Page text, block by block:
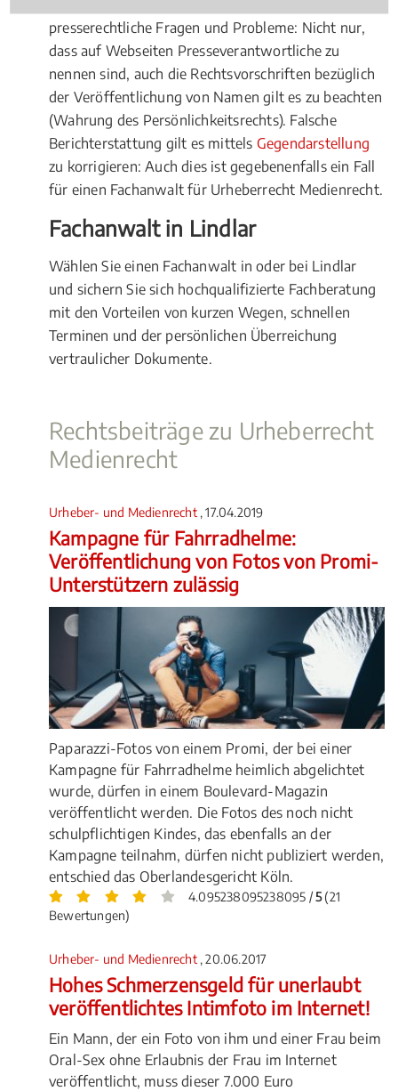
presserechtliche Fragen und Probleme: Nicht nur,
dass auf Webseiten Presseverantwortliche zu
nennen sind, auch die Rechtsvorschriften bezüglich
der Veröffentlichung von Namen gilt es zu beachten
(Wahrung des Persönlichkeitsrechts). Falsche
Berichterstattung gilt es mittels Gegendarstellung
zu korrigieren: Auch dies ist gegebenenfalls ein Fall
für einen Fachanwalt für Urheberrecht Medienrecht.
Fachanwalt in Lindlar
Wählen Sie einen Fachanwalt in oder bei Lindlar
und sichern Sie sich hochqualifizierte Fachberatung
mit den Vorteilen von kurzen Wegen, schnellen
Terminen und der persönlichen Überreichung
vertraulicher Dokumente.
Rechtsbeiträge zu Urheberrecht
Medienrecht
Urheber- und Medienrecht , 17.04.2019
Kampagne für Fahrradhelme:
Veröffentlichung von Fotos von Promi-
Unterstützern zulässig
Paparazzi-Fotos von einem Promi, der bei einer
Kampagne für Fahrradhelme heimlich abgelichtet
wurde, dürfen in einem Boulevard-Magazin
veröffentlicht werden. Die Fotos des noch nicht
schulpflichtigen Kindes, das ebenfalls an der
Kampagne teilnahm, dürfen nicht publiziert werden,
entschied das Oberlandesgericht Köln.
4.095238095238095 /5(21
Bewertungen)
Urheber- und Medienrecht , 20.06.2017
Hohes Schmerzensgeld für unerlaubt
veröffentlichtes Intimfoto im Internet!
Ein Mann, der ein Foto von ihm und einer Frau beim
Oral-Sex ohne Erlaubnis der Frau im Internet
veröffentlicht, muss dieser 7.000 Euro